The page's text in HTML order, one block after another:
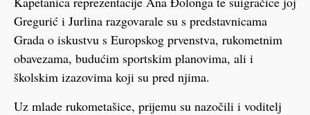
Gregurić i Jurlina razgovarale su s predstavnicama
Grada o iskustvu s Europskog prvenstva, rukometnim
obavezama, budućim sportskim planovima, ali i
školskim izazovima koji su pred njima.
Uz mlade rukometašice, prijemu su nazočili i voditelj